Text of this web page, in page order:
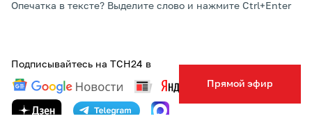
Прямой эфир
Опечатка в тексте? Выделите слово и нажмите Ctrl+Enter
Подписывайтесь на ТСН24 в